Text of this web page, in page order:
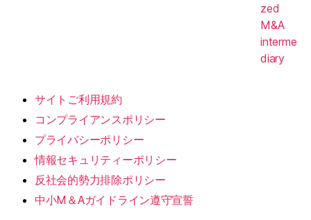
zed
M&A
interme
diary
サイトご利用規約
コンプライアンスポリシー
プライバシーポリシー
情報セキュリティーポリシー
反社会的勢力排除ポリシー
中小M＆Aガイドライン遵守宣誓